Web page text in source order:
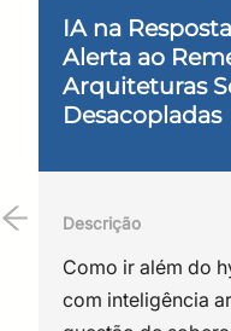
em soluções de
Comissão de Estudo
IA na
Alerta ao
Arquiteturas
Desacopladas
Descrição
Como ir além do
com inteligência